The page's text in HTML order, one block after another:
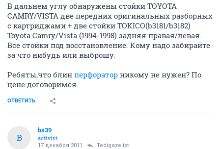
В дальнем углу обнаружены стойки TOYOTA
CAMRY/VISTA две передних оригинальных разборных
с картриджами + две стойки TOKICO(b3181/b3182)
Toyota Camry/Vista (1994-1998) задняя правая/левая.
Все стойки под восстановление. Кому надо забирайте
за что нибудь или выброшу.
Ребяты,что блин перфоратор никому не нужен? По
цене договоримся.
ОТВЕТИТЬ
B
bs39
activist
17 декабря 2011 Tedigazelist